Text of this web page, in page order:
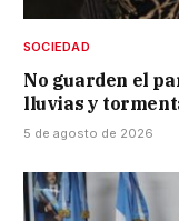
SOCIEDAD
No guarden el
lluvias y
5 de agosto de 2026